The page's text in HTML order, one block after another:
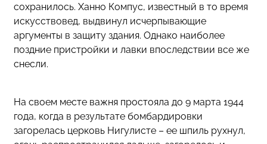
сохранилось. Ханно Компус, известный в то время
искусствовед, выдвинул исчерпывающие
аргументы в защиту здания. Однако наиболее
поздние пристройки и лавки впоследствии все же
снесли.
На своем месте важня простояла до 9 марта 1944
года, когда в результате бомбардировки
загорелась церковь Нигулисте – ее шпиль рухнул,